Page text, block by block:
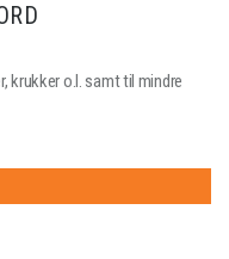
krukker o.l. samt til mindre